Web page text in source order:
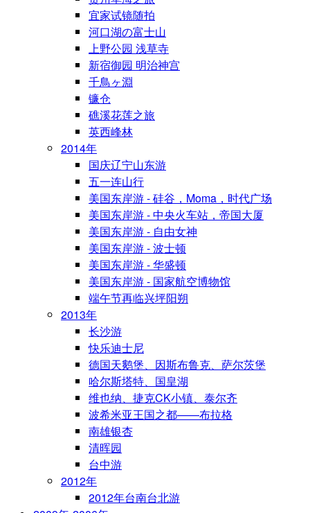
宜家试镜随拍
河口湖の富士山
上野公园 浅草寺
新宿御园 明治神宫
千鳥ヶ淵
镰仓
礁溪花莲之旅
英西峰林
2014年
国庆辽宁山东游
五一连山行
美国东岸游 - 硅谷，Moma，时代广场
美国东岸游 - 中央火车站，帝国大厦
美国东岸游 - 自由女神
美国东岸游 - 波士顿
美国东岸游 - 华盛顿
美国东岸游 - 国家航空博物馆
端午节再临兴坪阳朔
2013年
长沙游
快乐迪士尼
德国天鹅堡、因斯布鲁克、萨尔茨堡
哈尔斯塔特、国皇湖
维也纳、捷克CK小镇、泰尔齐
波希米亚王国之都——布拉格
南雄银杏
清晖园
台中游
2012年
2012年台南台北游